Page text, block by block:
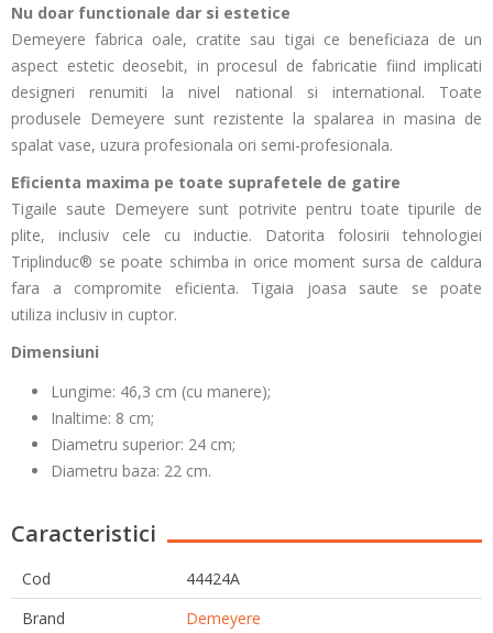
Nu doar functionale dar si estetice
Demeyere fabrica oale, cratite sau tigai ce beneficiaza de un
aspect estetic deosebit, in procesul de fabricatie fiind implicati
designeri renumiti la nivel national si international. Toate
produsele Demeyere sunt rezistente la spalarea in masina de
spalat vase, uzura profesionala ori semi-profesionala.
Eficienta maxima pe toate suprafetele de gatire
Tigaile saute Demeyere sunt potrivite pentru toate tipurile de
plite, inclusiv cele cu inductie. Datorita folosirii tehnologiei
Triplinduc® se poate schimba in orice moment sursa de caldura
fara a compromite eficienta. Tigaia joasa saute se poate
utiliza inclusiv in cuptor.
Dimensiuni
Lungime: 46,3 cm (cu manere);
Inaltime: 8 cm;
Diametru superior: 24 cm;
Diametru baza: 22 cm.
Caracteristici
Cod
44424A
Brand
Demeyere